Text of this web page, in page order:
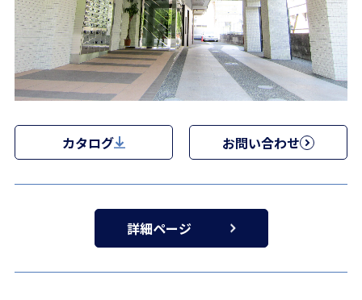
カタログ お問い合わせ
詳細ページ